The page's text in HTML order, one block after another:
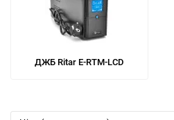
ДЖБ Ritar Е-RTM-LCD